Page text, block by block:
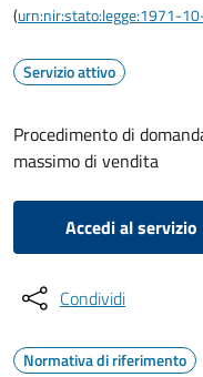
(urn:nir:stato:legge:1971-
Servizio attivo
Procedimento di
massimo di vendita
Accedi al servizio
Condividi
Normativa di riferimento